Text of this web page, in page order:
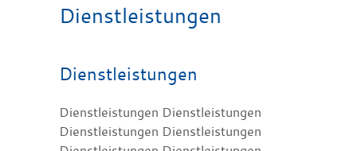
Dienstleistungen
Dienstleistungen
Dienstleistungen Dienstleistungen
Dienstleistungen Dienstleistungen